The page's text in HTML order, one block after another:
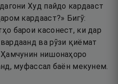
Худ пайдо кардааст
кардааст?» Бигӯ:
барои касонест, ки дар
ва рӯзи қиёмат
нишонаҳоро
муфассал баён мекунем.